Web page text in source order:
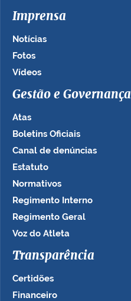
Imprensa
Notícias
Fotos
Vídeos
Gestão e Governança
Atas
Boletins Oficiais
Canal de denúncias
Estatuto
Normativos
Regimento Interno
Regimento Geral
Voz do Atleta
Transparência
Certidões
Financeiro